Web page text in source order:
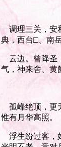
调理三关，安
典，西台□、南
云边。曾降圣
气，神来舍、黄
孤峰绝顶，更
惟有月华高照。
浮生纷过客，